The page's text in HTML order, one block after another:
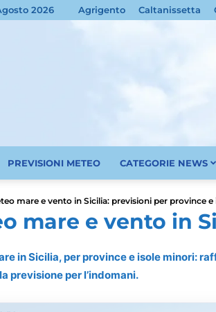
2026 Agrigento Caltanissetta
PREVISIONI METEO CATEGORIE NEWS
mare e vento in Sicilia: previsioni per province e
mare e vento in
in Sicilia, per province e isole minori:
previsione per l’indomani.